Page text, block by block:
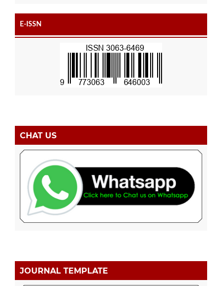
E-ISSN
CHAT US
JOURNAL TEMPLATE